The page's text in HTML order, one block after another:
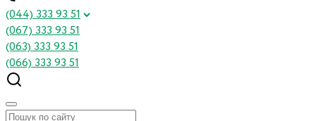
(044) 333 93 51
(067) 333 93 51
(063) 333 93 51
(066) 333 93 51